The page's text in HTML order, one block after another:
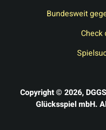
Bundesweit
Check
Copyright © 2026,
Glücksspiel mbH.